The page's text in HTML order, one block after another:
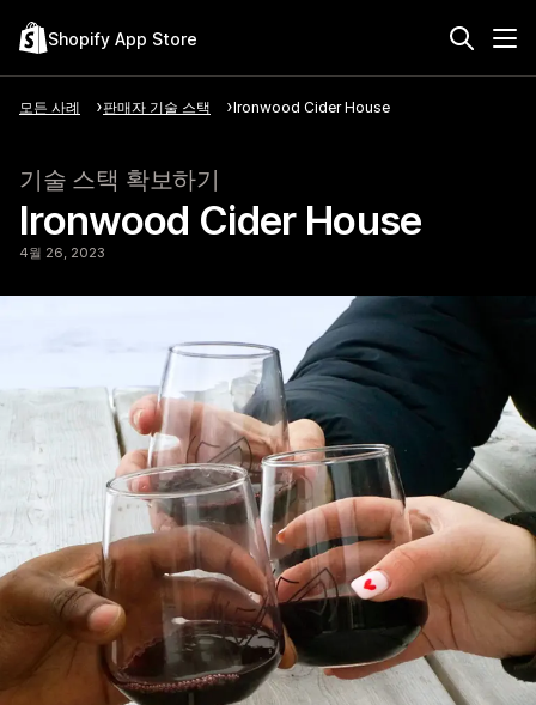
Shopify App Store
모든 사례 판매자 기술 스택 Ironwood Cider House
기술 스택 확보하기
Ironwood Cider House
4월 26, 2023